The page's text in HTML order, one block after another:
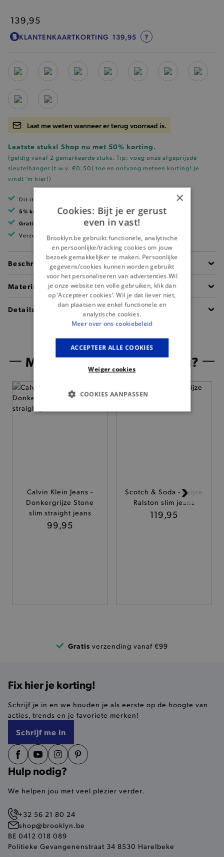
139,95
KLANTENKAARTKORTING 139,95 ?
Laat me weten wanneer er terug voorraad is.
Laatste stuks! Shop nu met 50% korting.
(geldig vanaf 2 gemarkeerde stuks. Tip: voeg onze afgeprijsde
sleutelhanger (t.w.v. €0.50) toe en ontvang meteen korting! Je
vindt 'm hier!)
Dit item is betaalbaar met Ecocheques
5% korting met klantenkaart
Gratis verzending
vanaf 99 EUR
Verzending binnen 1 à 2 werkdagen
Beschrijving
Materiaal
Details
Misschien is dit iets voor jou?
Calvin Klein Jeans -
Donkergrijze Stone
slim straight jeans
99,95
Scotch & Soda - Grijze
Ralston slim jeans
119,95
Gratis verzending vanaf €99
Fix hier je korting!
Schrijf je in en we houden je als eerste op de hoogte van
acties, trends en je favoriete merken!
Schrijf me in
Hulp nodig?
We helpen jou met veel plezier verder.
+32 56 21 80 24
shop@brooklyn.be
BE 0412 018 089
Politieke Gevangenenstraat 34 8530 Harelbeke
×
Cookies: Bijt je er gerust
even in vast!
Brooklyn.be gebruikt functionele, analytische
en persoonlijke/tracking cookies om jouw
bezoek gemakkelijker te maken. Persoonlijke
gegevens/cookies kunnen worden gebruikt
voor het personaliseren van advertenties.Wil
je onze website ten volle gebruiken, klik dan
op ‘Accepteer cookies’. Wil je dat liever niet,
dan plaatsen we enkel functionele en
analytische cookies.
Meer over ons cookiebeleid
ACCEPTEER ALLE COOKIES
Weiger cookies
COOKIES AANPASSEN
BASIS COOKIES
niet jouw identiteit.
pickupAddress